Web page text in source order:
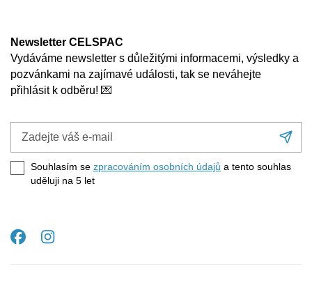
Newsletter CELSPAC
Vydáváme newsletter s důležitými informacemi, výsledky a
pozvánkami na zajímavé události, tak se neváhejte
přihlásit k odběru! 💌
e-
mail
Souhlasím se zpracováním osobních údajů a tento souhlas
uděluji na 5 let
Facebook
Instagram